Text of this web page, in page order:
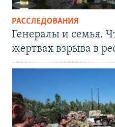
РАССЛЕДОВАНИЯ
Генералы и семья.
жертвах взрыва в